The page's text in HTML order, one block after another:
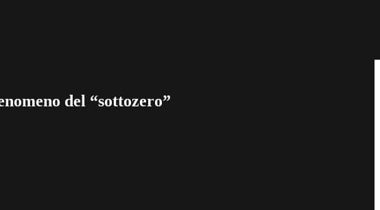
del “sottozero”